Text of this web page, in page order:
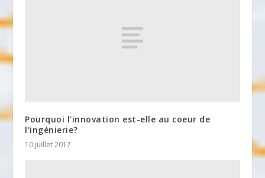
Pourquoi l'innovation est-elle au coeur de
l'ingénierie?
10 juillet 2017